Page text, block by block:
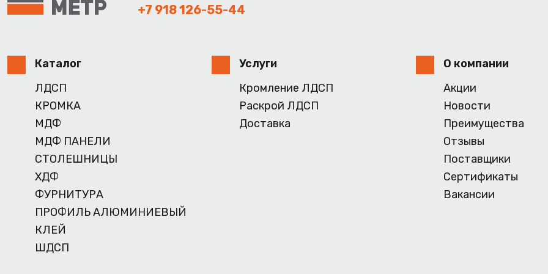
+7 918 126-55-44
Каталог
ЛДСП
КРОМКА
МДФ
МДФ ПАНЕЛИ
СТОЛЕШНИЦЫ
ХДФ
ФУРНИТУРА
ПРОФИЛЬ АЛЮМИНИЕВЫЙ
КЛЕЙ
ШДСП
Услуги
Кромление ЛДСП
Раскрой ЛДСП
Доставка
О компании
Акции
Новости
Преимущества
Отзывы
Поставщики
Сертификаты
Вакансии